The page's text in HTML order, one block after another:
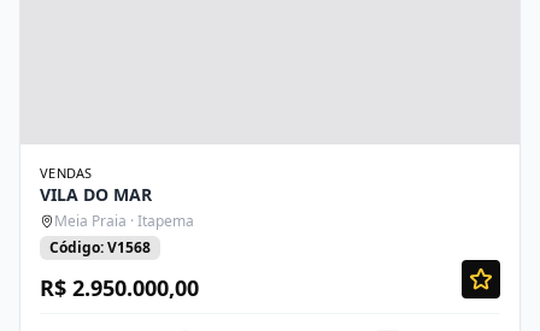
VENDAS
VILA DO MAR
Meia Praia · Itapema
Código: V1568
R$ 2.950.000,00